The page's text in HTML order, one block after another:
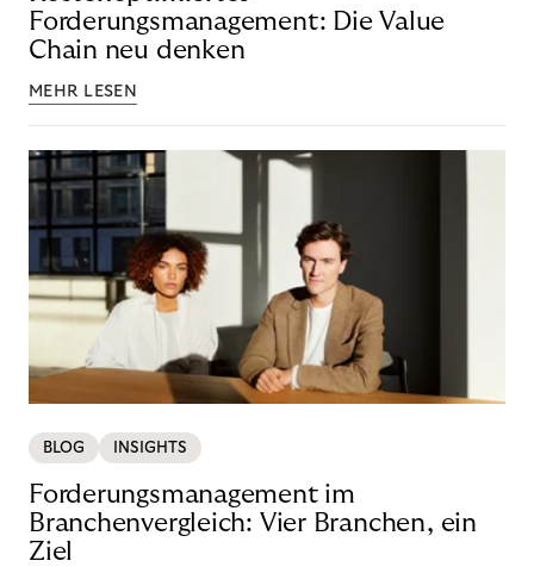
Forderungsmanagement: Die Value
Chain neu denken
MEHR LESEN
BLOG INSIGHTS
Forderungsmanagement im
Branchenvergleich: Vier Branchen, ein
Ziel